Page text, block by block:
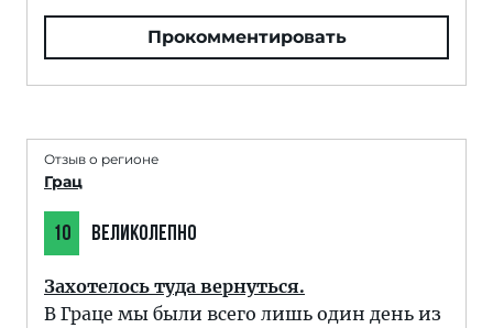
Прокомментировать
Отзыв о регионе
Грац
10 ВЕЛИКОЛЕПНО
Захотелось туда вернуться.
В Граце мы были всего лишь один день из